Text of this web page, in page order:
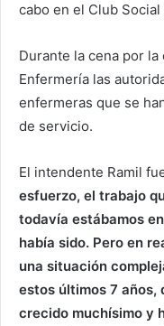
cabo en el Club
Durante la cena por
Enfermería las
enfermeras que se
de servicio.
El intendente Ramil
esfuerzo, el trabajo
todavía estábamos
había sido. Pero en
una situación
estos últimos 7 años,
crecido muchísimo y